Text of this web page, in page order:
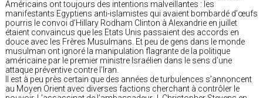
Américains ont toujours des intentions malveillantes : les
manifestants Egyptiens anti-islamistes qui avaient bombardé d’œufs
pourris le convoi d’Hillary Rodham Clinton à Alexandrie en juillet
étaient convaincus que les Etats Unis passaient des accords en
douce avec les Frères Musulmans. Et peu de gens dans le monde
musulman ont ignoré la manipulation flagrante de la politique
américaine par le premier ministre Israélien dans le sens d’une
attaque préventive contre l’Iran.
Il est à peu près certain que des années de turbulences s’annoncent
au Moyen Orient avec diverses factions cherchant à contrôler le